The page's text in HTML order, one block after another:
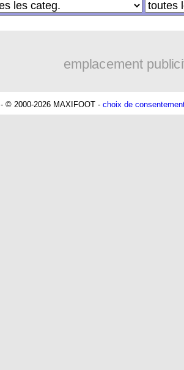
emplacement
- © 2000-2026 MAXIFOOT - choix de